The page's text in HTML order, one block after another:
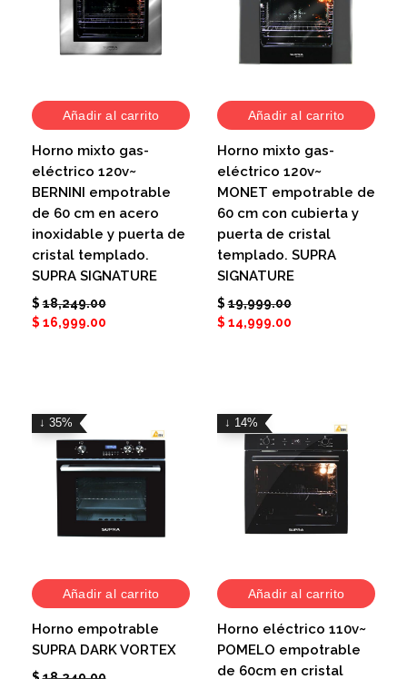
Añadir al carrito
Horno mixto gas-
eléctrico 120v~
BERNINI empotrable
de 60 cm en acero
inoxidable y puerta de
cristal templado.
SUPRA SIGNATURE
$ 18,249.00
$ 16,999.00
Añadir al carrito
Horno mixto gas-
eléctrico 120v~
MONET empotrable de
60 cm con cubierta y
puerta de cristal
templado. SUPRA
SIGNATURE
$ 19,999.00
$ 14,999.00
↓ 35%
Añadir al carrito
Horno empotrable
SUPRA DARK VORTEX
↓ 14%
Añadir al carrito
Horno eléctrico 110v~
POMELO empotrable
de 60cm en cristal